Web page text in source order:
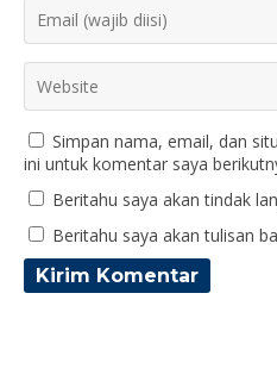
Simpan nama, email, dan
ini untuk komentar saya
Beritahu saya akan tindak
Beritahu saya akan tulisan